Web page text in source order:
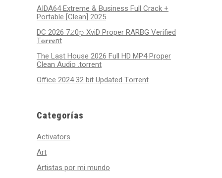
AIDA64 Extreme & Business Full Crack +
Portable [Clean] 2025
DC 2026 7𝟸0𝚙 XviD Proper RARBG Verified
T𝐨𝐫𝐫𝐞nt
The Last House 2026 Full HD MP4 Proper
Clean Audio .torrent
Office 2024 32 bit Updated Tоrrеnt
Categorías
Activators
Art
Artistas por mi mundo